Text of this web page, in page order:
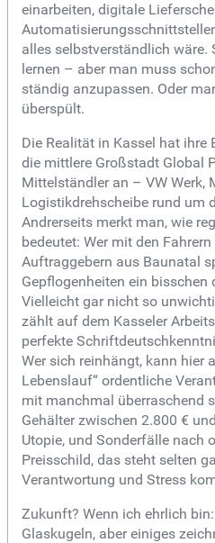
einarbeiten, digitale
alles selbstverständlich wäre.
lernen – aber man muss
ständig anzupassen. Oder
überspült.
Die Realität in Kassel hat ihre
die mittlere Großstadt Global
Mittelständler an – VW Werk,
Logistikdrehscheibe rund um
Andrerseits merkt man, wie
bedeutet: Wer mit den
Auftraggebern aus Baunatal
Gepflogenheiten ein bisschen
Vielleicht gar nicht so
zählt auf dem Kasseler
perfekte
Wer sich reinhängt, kann hier
Lebenslauf“ ordentliche
mit manchmal überraschend
Gehälter zwischen 2.800 €
Utopie, und Sonderfälle nach
Preisschild, das steht selten
Verantwortung und Stress
Zukunft? Wenn ich ehrlich
Glaskugeln, aber einiges